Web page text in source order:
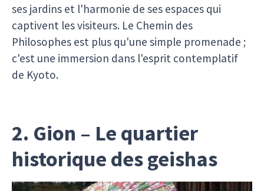
ses jardins et l'harmonie de ses espaces qui
captivent les visiteurs. Le Chemin des
Philosophes est plus qu'une simple promenade ;
c'est une immersion dans l'esprit contemplatif
de Kyoto.
2. Gion – Le quartier
historique des geishas